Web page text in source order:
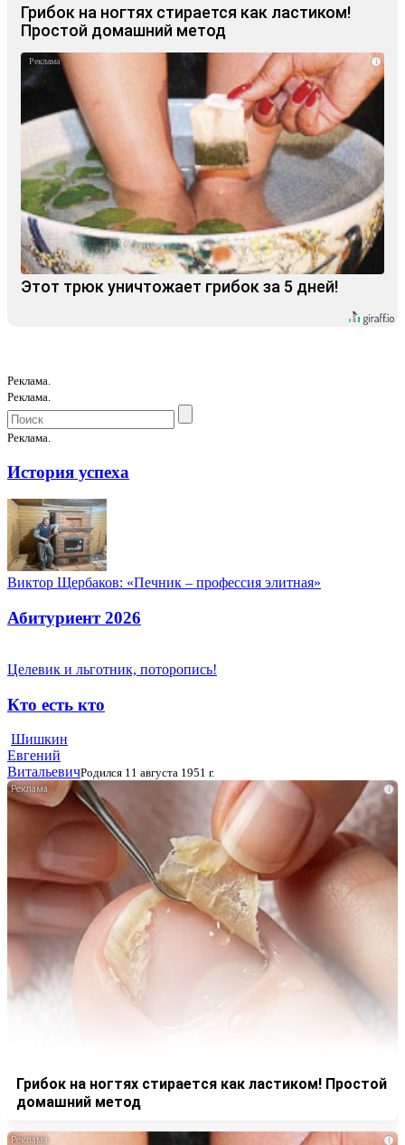
Грибок на ногтях стирается как ластиком!
Простой домашний метод
i
Этот трюк уничтожает грибок за 5 дней!
Реклама.
Реклама.
Реклама.
История успеха
Виктор Щербаков: «Печник – профессия элитная»
Абитуриент 2026
Целевик и льготник, поторопись!
Кто есть кто
Шишкин
Евгений
ВитальевичРодился 11 августа 1951 г.
i
Грибок на ногтях стирается как ластиком! Простой
домашний метод
i